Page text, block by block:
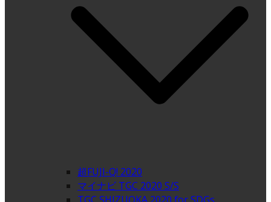
超FUJI-Q! 2020
マイナビ TGC 2020 S/S